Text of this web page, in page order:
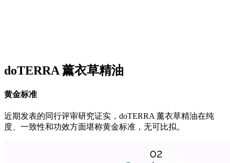
doTERRA 薰衣草精油
黄金标准
近期发表的同行评审研究证实，doTERRA 薰衣草精油在纯
度、一致性和功效方面堪称黄金标准，无可比拟。